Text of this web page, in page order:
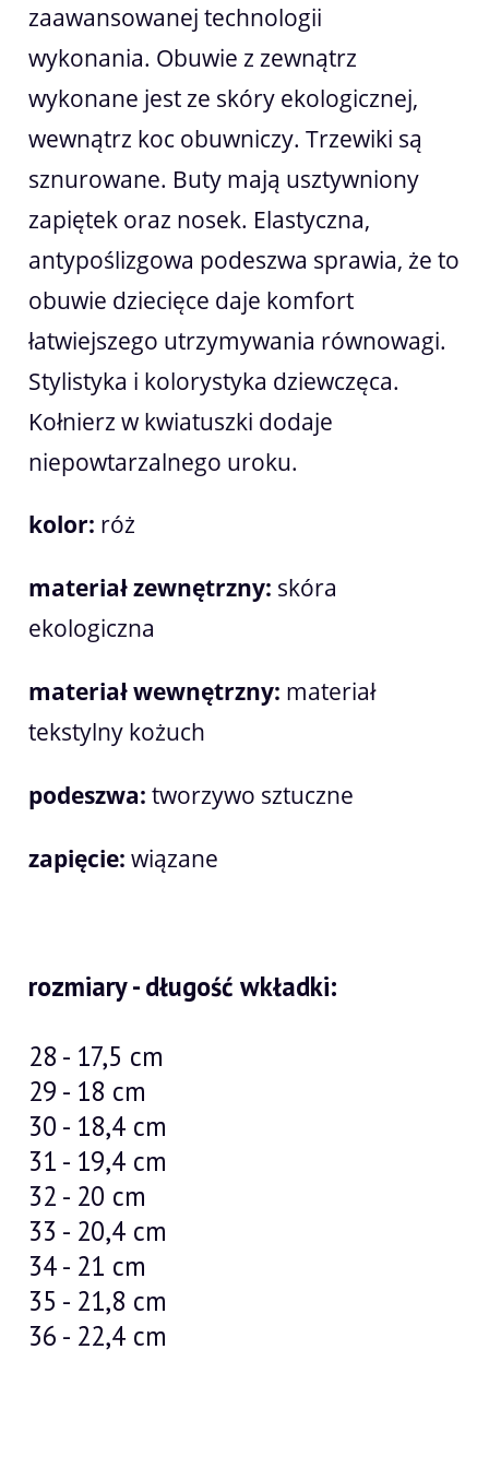
zaawansowanej technologii
wykonania. Obuwie z zewnątrz
wykonane jest ze skóry ekologicznej,
wewnątrz koc obuwniczy. Trzewiki są
sznurowane. Buty mają usztywniony
zapiętek oraz nosek. Elastyczna,
antypoślizgowa podeszwa sprawia, że to
obuwie dziecięce daje komfort
łatwiejszego utrzymywania równowagi.
Stylistyka i kolorystyka dziewczęca.
Kołnierz w kwiatuszki dodaje
niepowtarzalnego uroku.
kolor: róż
materiał zewnętrzny: skóra
ekologiczna
materiał wewnętrzny: materiał
tekstylny kożuch
podeszwa: tworzywo sztuczne
zapięcie: wiązane
rozmiary - długość wkładki:
28 - 17,5 cm
29 - 18 cm
30 - 18,4 cm
31 - 19,4 cm
32 - 20 cm
33 - 20,4 cm
34 - 21 cm
35 - 21,8 cm
36 - 22,4 cm